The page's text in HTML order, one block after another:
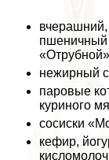
пшеничный
нежирный
паровые
куриного
сосиски
кефир,